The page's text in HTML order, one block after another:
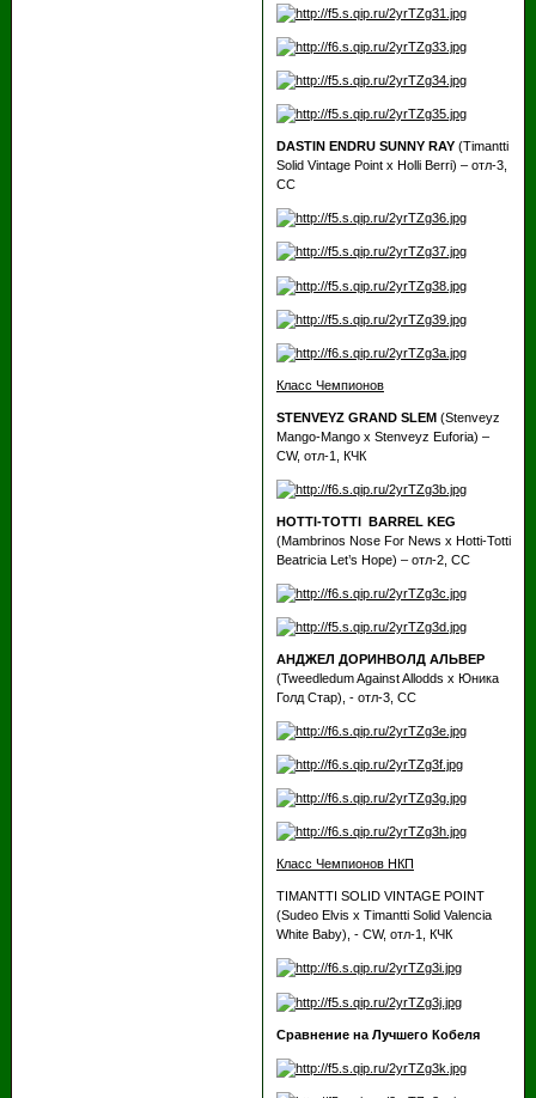
DASTIN ENDRU SUNNY RAY(Timantti
Solid Vintage Point х Holli Berri) – отл-3,
СС
Класс Чемпионов
STENVEYZ GRAND SLEM (Stenveyz
Mango-Mango х Stenveyz Euforia) –
CW, отл-1, КЧК
HOTTI-TOTTI BARREL KEG
(Mambrinos Nose For News х Hotti-Totti
Beatricia Let’s Hope) – отл-2, СС
АНДЖЕЛ ДОРИНВОЛД АЛЬВЕР
(Tweedledum Against Allodds х Юника
Голд Стар), - отл-3, СС
Класс Чемпионов НКП
TIMANTTI SOLID VINTAGE POINT
(Sudeo Elvis х Timantti Solid Valencia
White Baby), - CW, отл-1, КЧК
Сравнение на Лучшего Кобеля